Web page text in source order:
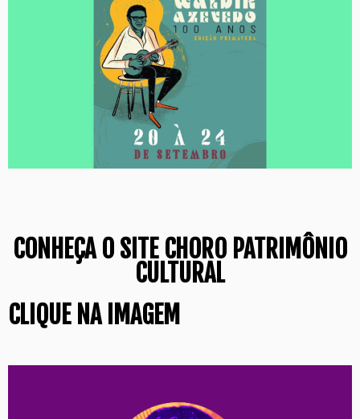
CONHEÇA O SITE CHORO PATRIMÔNIO
CULTURAL
CLIQUE NA IMAGEM